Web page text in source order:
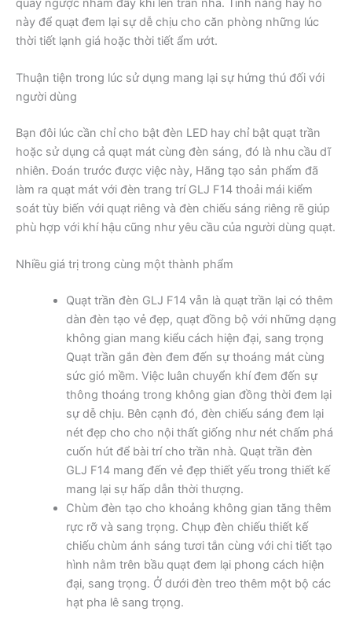
này để quạt đem lại sự dễ chịu cho căn phòng những lúc
thời tiết lạnh giá hoặc thời tiết ẩm ướt.
Thuận tiện trong lúc sử dụng mang lại sự hứng thú đối với
người dùng
Bạn đôi lúc cần chỉ cho bật đèn LED hay chỉ bật quạt trần
hoặc sử dụng cả quạt mát cùng đèn sáng, đó là nhu cầu dĩ
nhiên. Đoán trước được việc này, Hãng tạo sản phẩm đã
làm ra quạt mát với đèn trang trí GLJ F14 thoải mái kiểm
soát tùy biến với quạt riêng và đèn chiếu sáng riêng rẽ giúp
phù hợp với khí hậu cũng như yêu cầu của người dùng quạt.
Nhiều giá trị trong cùng một thành phẩm
Quạt trần đèn GLJ F14 vẫn là quạt trần lại có thêm
dàn đèn tạo vẻ đẹp, quạt đồng bộ với những dạng
không gian mang kiểu cách hiện đại, sang trọng
Quạt trần gắn đèn đem đến sự thoáng mát cùng
sức gió mềm. Việc luân chuyển khí đem đến sự
thông thoáng trong không gian đồng thời đem lại
sự dễ chịu. Bên cạnh đó, đèn chiếu sáng đem lại
nét đẹp cho cho nội thất giống như nét chấm phá
cuốn hút để bài trí cho trần nhà. Quạt trần đèn
GLJ F14 mang đến vẻ đẹp thiết yếu trong thiết kế
mang lại sự hấp dẫn thời thượng.
Chùm đèn tạo cho khoảng không gian tăng thêm
rực rỡ và sang trọng. Chụp đèn chiếu thiết kế
chiếu chùm ánh sáng tươi tắn cùng với chi tiết tạo
hình nằm trên bầu quạt đem lại phong cách hiện
đại, sang trọng. Ở dưới đèn treo thêm một bộ các
hạt pha lê sang trọng.